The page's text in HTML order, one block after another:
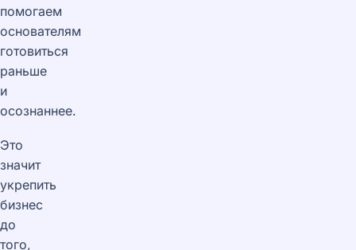
помогаем
основателям
готовиться
раньше
и
осознаннее.
Это
значит
укрепить
бизнес
до
того,